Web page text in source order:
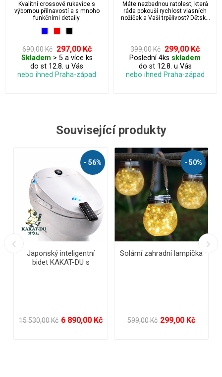
Kvalitní crossové rukavice s
výbornou přilnavostí a s mnoho
funkčními detaily.
690,00 Kč 297,00 Kč
Skladem > 5 a více ks
do st 12.8. u Vás
nebo ihned Praha-západ
Máte nezbednou ratolest, která
ráda pokouší rychlost vlasních
nožiček a Vaši trpělivost? Dětské
399,00 Kč 299,00 Kč
Poslední 4ks skladem
do st 12.8. u Vás
nebo ihned Praha-západ
Související produkty
- 56%
Japonský inteligentní
bidet KAKAT-DU s
15 530,00 Kč 6 890,00 Kč
- 50%
Solární zahradní lampička
599,00 Kč 299,00 Kč